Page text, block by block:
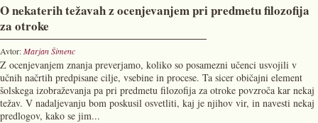
O nekaterih težavah z ocenjevanjem pri predmetu filozofija
za otroke
Avtor:Marjan Šimenc
Z ocenjevanjem znanja preverjamo, koliko so posamezni učenci usvojili v
učnih načrtih predpisane cilje, vsebine in procese. Ta sicer običajni element
šolskega izobraževanja pa pri predmetu filozofija za otroke povzroča kar nekaj
težav. V nadaljevanju bom poskusil osvetliti, kaj je njihov vir, in navesti nekaj
predlogov, kako se jim...